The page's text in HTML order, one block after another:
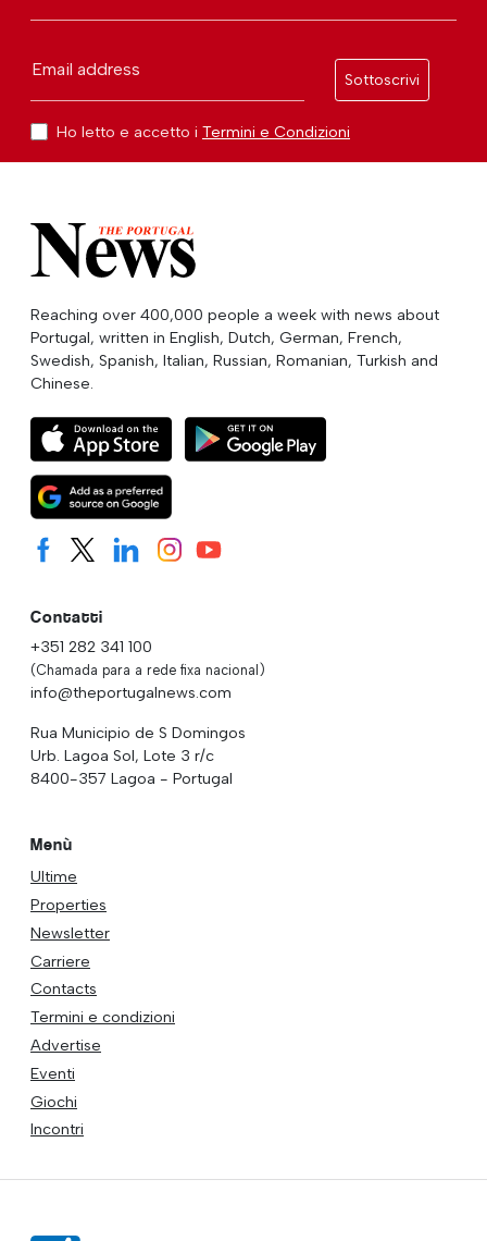
Email address
Sottoscrivi
Ho letto e accetto i Termini e Condizioni
Reaching over 400,000 people a week with news about
Portugal, written in English, Dutch, German, French,
Swedish, Spanish, Italian, Russian, Romanian, Turkish and
Chinese.
Contatti
+351 282 341 100
(Chamada para a rede fixa nacional)
info@theportugalnews.com
Rua Municipio de S Domingos
Urb. Lagoa Sol, Lote 3 r/c
8400-357 Lagoa - Portugal
Menù
Ultime
Properties
Newsletter
Carriere
Contacts
Termini e condizioni
Advertise
Eventi
Giochi
Incontri